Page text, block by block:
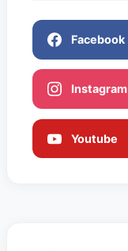
Facebook
Instagram
Youtube